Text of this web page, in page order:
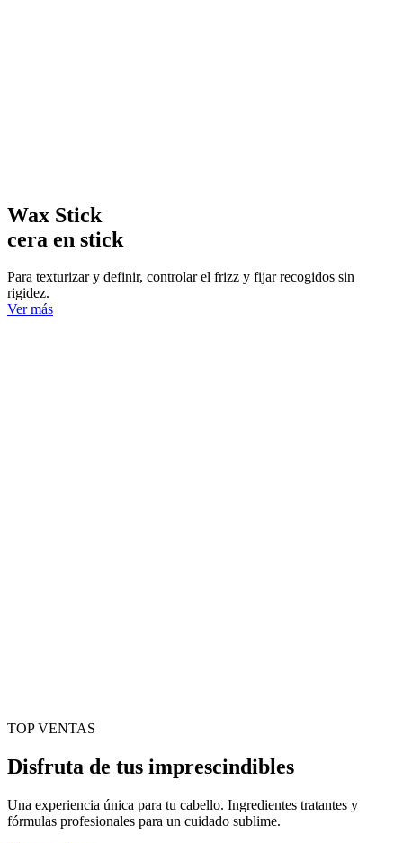
Wax Stick
cera en stick
Para texturizar y definir, controlar el frizz y fijar recogidos sin
rigidez.
Ver más
TOP VENTAS
Disfruta de tus imprescindibles
Una experiencia única para tu cabello. Ingredientes tratantes y
fórmulas profesionales para un cuidado sublime.